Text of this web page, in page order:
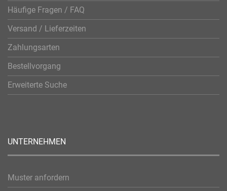
Häufige Fragen / FAQ
Versand / Lieferzeiten
Zahlungsarten
Bestellvorgang
Erweiterte Suche
UNTERNEHMEN
Muster anfordern